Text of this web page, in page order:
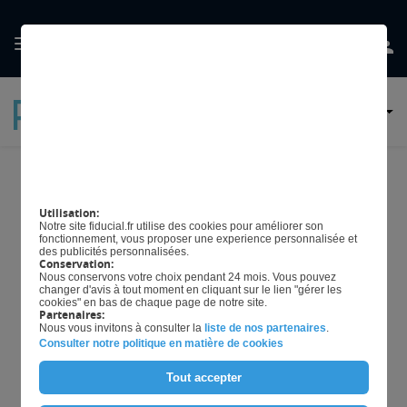
elle obligatoire pour votre
restaurant ?
TÉLÉCHARGER L'ARTICLE
Utilisation:
Notre site fiducial.fr utilise des cookies pour améliorer son
fonctionnement, vous proposer une experience personnalisée et
des publicités personnalisées.
Conservation:
Nous conservons votre choix pendant 24 mois. Vous pouvez
changer d'avis à tout moment en cliquant sur le lien "gérer les
cookies" en bas de chaque page de notre site.
Partenaires:
Nous vous invitons à consulter la liste de nos partenaires.
Consulter notre politique en matière de cookies
Tout accepter